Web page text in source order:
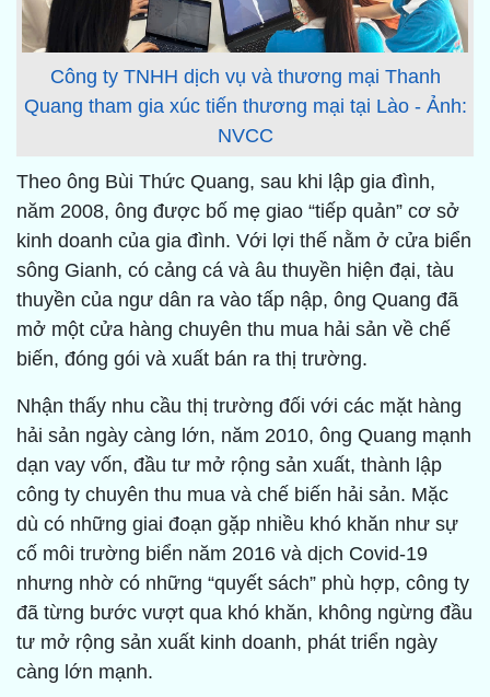
Công ty TNHH dịch vụ và thương mại Thanh
Quang tham gia xúc tiến thương mại tại Lào - Ảnh:
NVCC
Theo ông Bùi Thức Quang, sau khi lập gia đình,
năm 2008, ông được bố mẹ giao “tiếp quản” cơ sở
kinh doanh của gia đình. Với lợi thế nằm ở cửa biển
sông Gianh, có cảng cá và âu thuyền hiện đại, tàu
thuyền của ngư dân ra vào tấp nập, ông Quang đã
mở một cửa hàng chuyên thu mua hải sản về chế
biến, đóng gói và xuất bán ra thị trường.
Nhận thấy nhu cầu thị trường đối với các mặt hàng
hải sản ngày càng lớn, năm 2010, ông Quang mạnh
dạn vay vốn, đầu tư mở rộng sản xuất, thành lập
công ty chuyên thu mua và chế biến hải sản. Mặc
dù có những giai đoạn gặp nhiều khó khăn như sự
cố môi trường biển năm 2016 và dịch Covid-19
nhưng nhờ có những “quyết sách” phù hợp, công ty
đã từng bước vượt qua khó khăn, không ngừng đầu
tư mở rộng sản xuất kinh doanh, phát triển ngày
càng lớn mạnh.